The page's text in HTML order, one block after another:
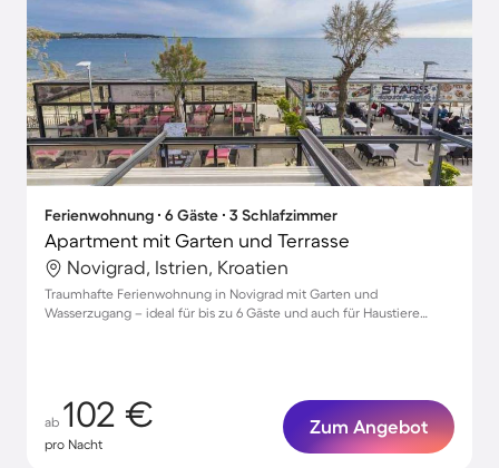
Ferienwohnung ∙ 6 Gäste ∙ 3 Schlafzimmer
Apartment mit Garten und Terrasse
Novigrad, Istrien, Kroatien
Traumhafte Ferienwohnung in Novigrad mit Garten und
Wasserzugang – ideal für bis zu 6 Gäste und auch für Haustiere
ab 102 €
pro Nacht
Zum Angebot